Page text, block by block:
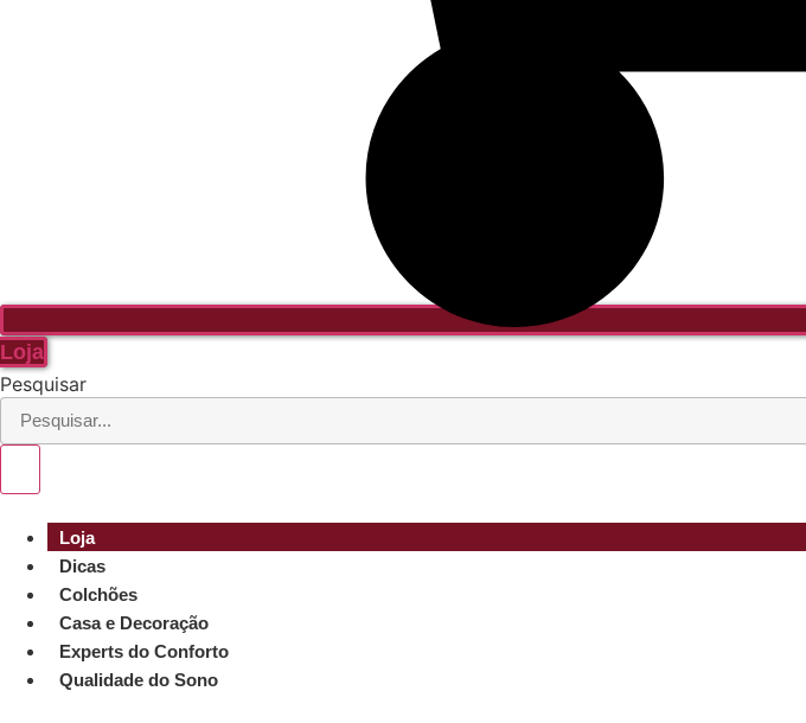
Loja
Pesquisar
Loja
Dicas
Colchões
Casa e Decoração
Experts do Conforto
Qualidade do Sono